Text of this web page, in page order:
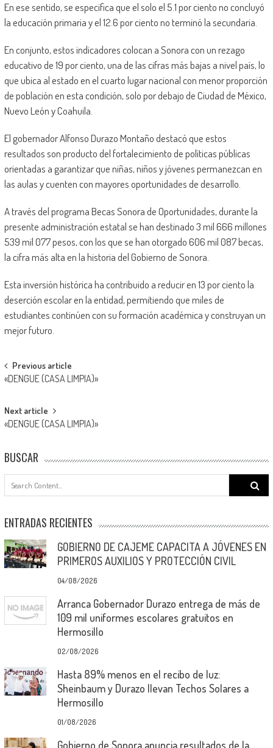
En ese sentido, se especifica que el solo el 5.1 por ciento no concluyó
la educación primaria y el 12.6 por ciento no terminó la secundaria.
En conjunto, estos indicadores colocan a Sonora con un rezago
educativo de 19 por ciento, una de las cifras más bajas a nivel país, lo
que ubica al estado en el cuarto lugar nacional con menor proporción
de población en esta condición, solo por debajo de Ciudad de México,
Nuevo León y Coahuila.
El gobernador Alfonso Durazo Montaño destacó que estos
resultados son producto del fortalecimiento de políticas públicas
orientadas a garantizar que niñas, niños y jóvenes permanezcan en
las aulas y cuenten con mayores oportunidades de desarrollo.
A través del programa Becas Sonora de Oportunidades, durante la
presente administración estatal se han destinado 3 mil 666 millones
539 mil 077 pesos, con los que se han otorgado 606 mil 087 becas,
la cifra más alta en la historia del Gobierno de Sonora.
Esta inversión histórica ha contribuido a reducir en 13 por ciento la
deserción escolar en la entidad, permitiendo que miles de
estudiantes continúen con su formación académica y construyan un
mejor futuro.
Post
navigation
Previous article
«DENGUE (CASA LIMPIA)»
Next article
«DENGUE (CASA LIMPIA)»
BUSCAR
Search
for:
ENTRADAS RECIENTES
GOBIERNO DE CAJEME CAPACITA A JÓVENES EN
PRIMEROS AUXILIOS Y PROTECCIÓN CIVIL
04/08/2026
Arranca Gobernador Durazo entrega de más de
109 mil uniformes escolares gratuitos en
Hermosillo
02/08/2026
Hasta 89% menos en el recibo de luz:
Sheinbaum y Durazo llevan Techos Solares a
Hermosillo
01/08/2026
Gobierno de Sonora anuncia resultados de la